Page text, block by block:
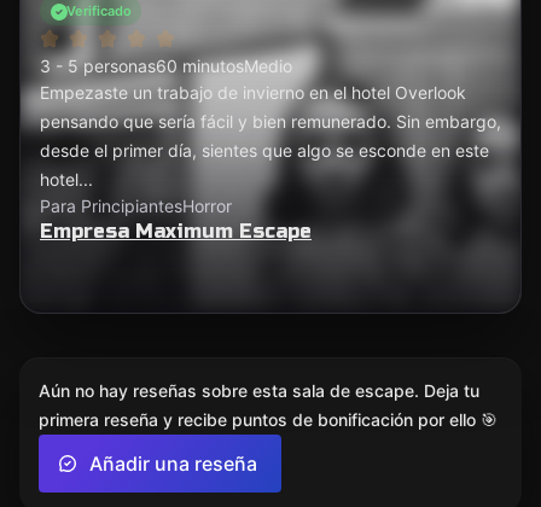
Verificado
3 - 5 personas60 minutosMedio
Empezaste un trabajo de invierno en el hotel Overlook
pensando que sería fácil y bien remunerado. Sin embargo,
desde el primer día, sientes que algo se esconde en este
hotel...
Para PrincipiantesHorror
Empresa Maximum Escape
Aún no hay reseñas sobre esta sala de escape. Deja tu
primera reseña y recibe puntos de bonificación por ello 🎯
Añadir una reseña